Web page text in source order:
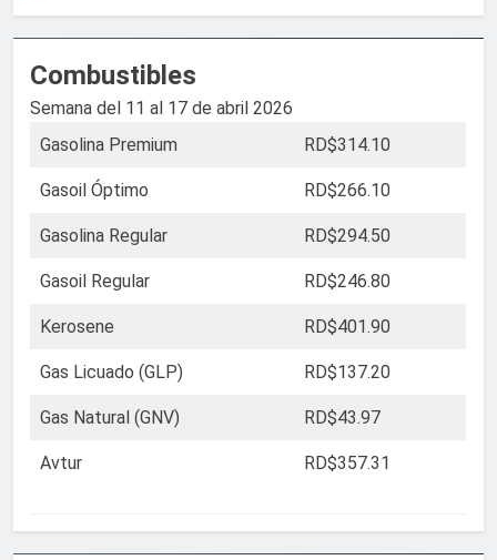
Combustibles
Semana del 11 al 17 de abril 2026
Gasolina Premium
RD$314.10
Gasoil Óptimo RD$266.10
Gasolina Regular RD$294.50
Gasoil Regular RD$246.80
Kerosene RD$401.90
Gas Licuado (GLP) RD$137.20
Gas Natural (GNV) RD$43.97
Avtur RD$357.31